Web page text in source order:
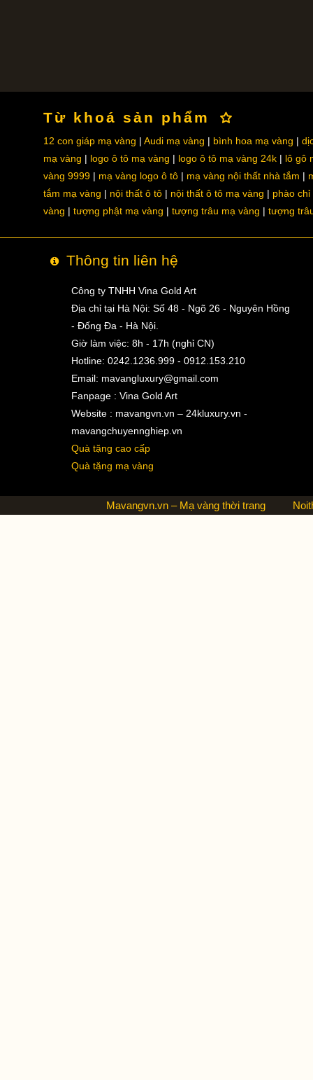
Từ khoá sản phẩm
12 con giáp mạ vàng Audi mạ vàng bình hoa mạ vàng
mạ vàng
logo ô tô mạ vàng logo ô tô mạ vàng 24k
lô gô
vàng 9999
mạ vàng logo ô tô mạ vàng nội thất nhà tắm
tắm mạ vàng
nội thất ô tô nội thất ô tô mạ vàng
phào chỉ
vàng
tượng phật mạ vàng tượng trâu mạ vàng tượng
Thông tin liên hệ
Công ty TNHH Vina Gold Art
Địa chỉ tại Hà Nội: Số 48 - Ngõ 26 - Nguyên Hồng
- Đống Đa - Hà Nội.
Giờ làm việc: 8h - 17h (nghỉ CN)
Hotline: 0242.1236.999 - 0912.153.210
Email: mavangluxury@gmail.com
Fanpage : Vina Gold Art
Website : mavangvn.vn – 24kluxury.vn -
mavangchuyennghiep.vn
Quà tặng cao cấp
Quà tặng mạ vàng
Mavangvn.vn – Mạ vàng thời trang